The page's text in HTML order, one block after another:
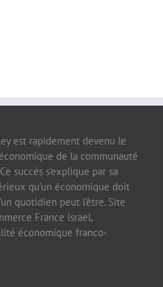
est rapidement devenu le
de la communauté
succès s’explique par sa
qu’un économique doit
quotidien peut l’être. Site
France Israël,
économique franco-